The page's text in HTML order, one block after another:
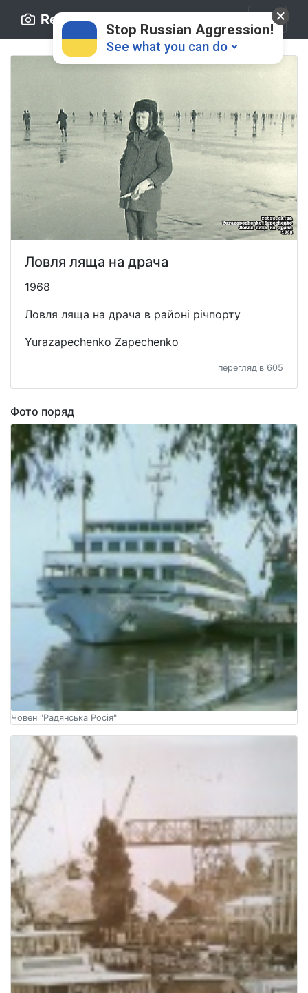
Retro.ck.ua
Ловля ляща на драча
1968
Ловля ляща на драча в районі річпорту
Yurazapechenko Zapechenko
переглядів 605
Фото поряд
Човен "Радянська Росія"
Stop Russian Aggression!
See what you can do
Donate 💸
Support Ukraine ❤